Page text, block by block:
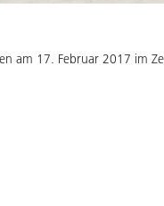
am 17. Februar 2017 im